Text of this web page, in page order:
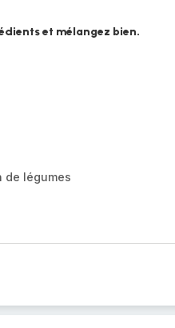
et mélangez bien.
de légumes